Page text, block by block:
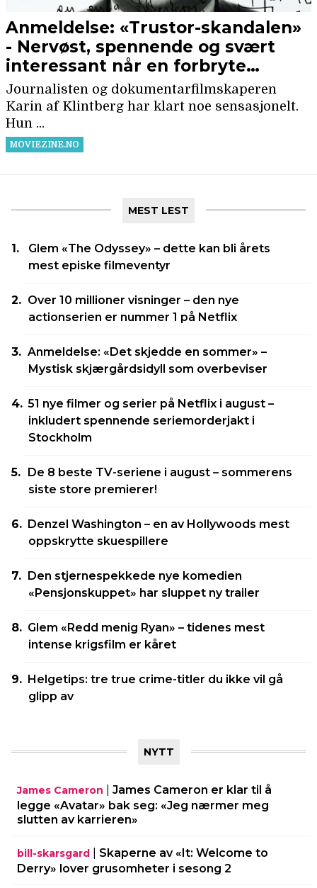
MEST LEST
Glem «The Odyssey» – dette kan bli årets
mest episke filmeventyr
Over 10 millioner visninger – den nye
actionserien er nummer 1 på Netflix
Anmeldelse: «Det skjedde en sommer» –
Mystisk skjærgårdsidyll som overbeviser
51 nye filmer og serier på Netflix i august –
inkludert spennende seriemorderjakt i
Stockholm
De 8 beste TV-seriene i august – sommerens
siste store premierer!
Denzel Washington – en av Hollywoods mest
oppskrytte skuespillere
Den stjernespekkede nye komedien
«Pensjonskuppet» har sluppet ny trailer
Glem «Redd menig Ryan» – tidenes mest
intense krigsfilm er kåret
Helgetips: tre true crime-titler du ikke vil gå
glipp av
NYTT
James Cameron
James Cameron er klar til å
legge «Avatar» bak seg: «Jeg nærmer meg
slutten av karrieren»
bill-skarsgard
Skaperne av «It: Welcome to
Derry» lover grusomheter i sesong 2